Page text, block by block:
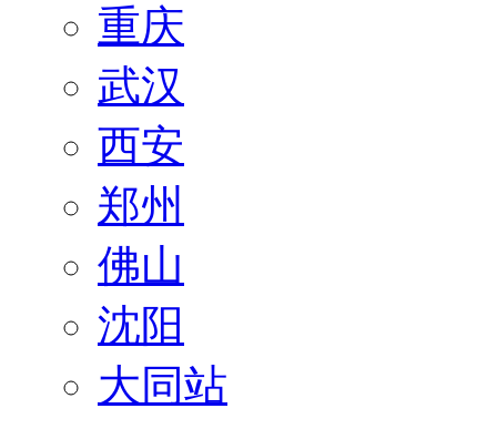
重庆
武汉
西安
郑州
佛山
沈阳
大同站